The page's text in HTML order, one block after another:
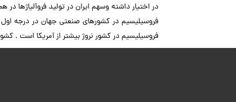
فروسیلیسیم در کشورهای صنعتی جهان در درجه اول
فروسیلیسیم در کشور نروژ بیشتر از آمریکا است .